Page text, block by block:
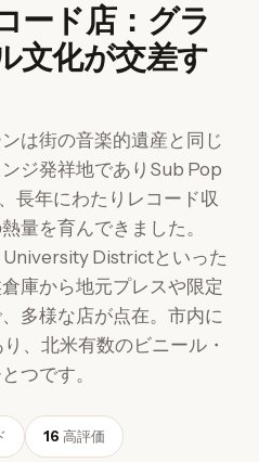
ード店：グラ
文化が交差す
は街の音楽的遺産と同じ
ジ発祥地でありSub Pop
長年にわたりレコード収
量を育んできました。
Districtといった
庫から地元プレスや限定
多様な店が点在。市内に
、北米有数のビニール・
つです。
16 高評価